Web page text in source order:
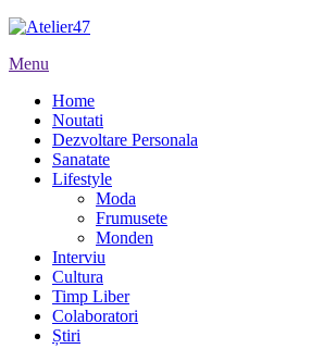
Menu
Home
Noutati
Dezvoltare Personala
Sanatate
Lifestyle
Moda
Frumusete
Monden
Interviu
Cultura
Timp Liber
Colaboratori
Știri